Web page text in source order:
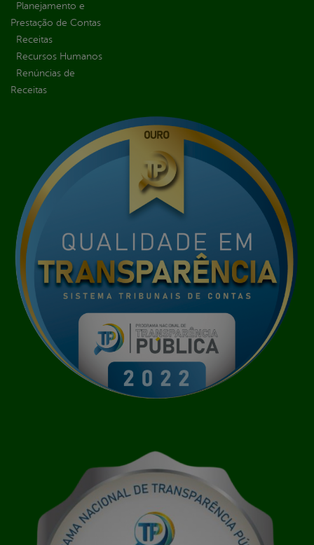
Planejamento e
Prestação de Contas
Receitas
Recursos Humanos
Renúncias de
Receitas